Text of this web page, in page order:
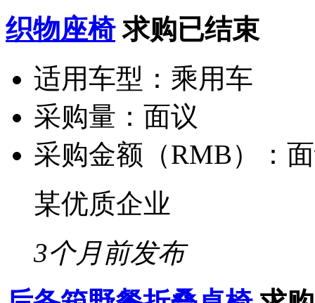
织物座椅 求购已结束
适用车型： 乘用车
采购量： 面议
采购金额（RMB）：
某优质企业
3个月前发布